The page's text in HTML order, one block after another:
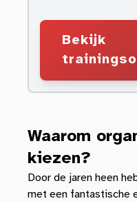
Bekijk
Waarom
kiezen?
Door de jaren heen
met een fantastische